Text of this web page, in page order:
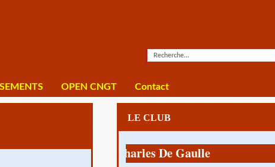
OPEN CNGT Contact
LE CLUB
1 av Charles De Gaulle